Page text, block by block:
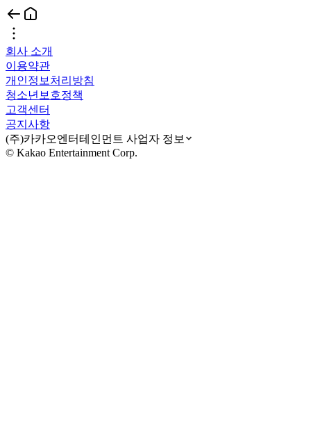
회사 소개
이용약관
개인정보처리방침
청소년보호정책
고객센터
공지사항
(주)카카오엔터테인먼트 사업자 정보
© Kakao Entertainment Corp.